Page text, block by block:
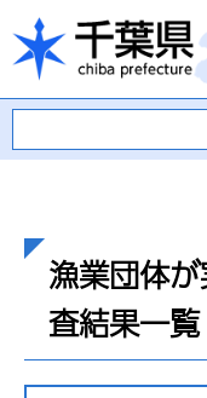
漁業団体
査結果一覧